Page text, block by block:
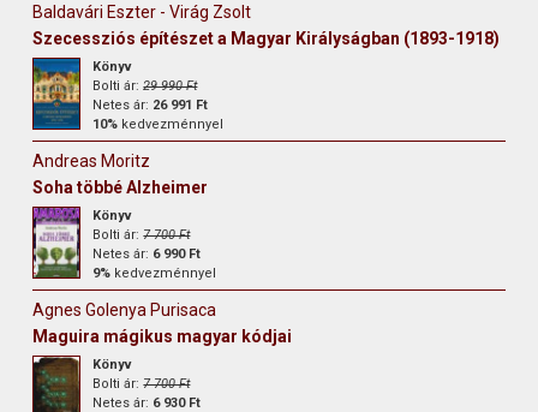
Baldavári Eszter - Virág Zsolt
Szecessziós építészet a Magyar Királyságban (1893-1918)
Könyv
Bolti ár:29 990 Ft
Netes ár: 26 991 Ft
10% kedvezménnyel
Andreas Moritz
Soha többé Alzheimer
Könyv
Bolti ár:7 700 Ft
Netes ár: 6 990 Ft
9% kedvezménnyel
Agnes Golenya Purisaca
Maguira mágikus magyar kódjai
Könyv
Bolti ár:7 700 Ft
Netes ár: 6 930 Ft